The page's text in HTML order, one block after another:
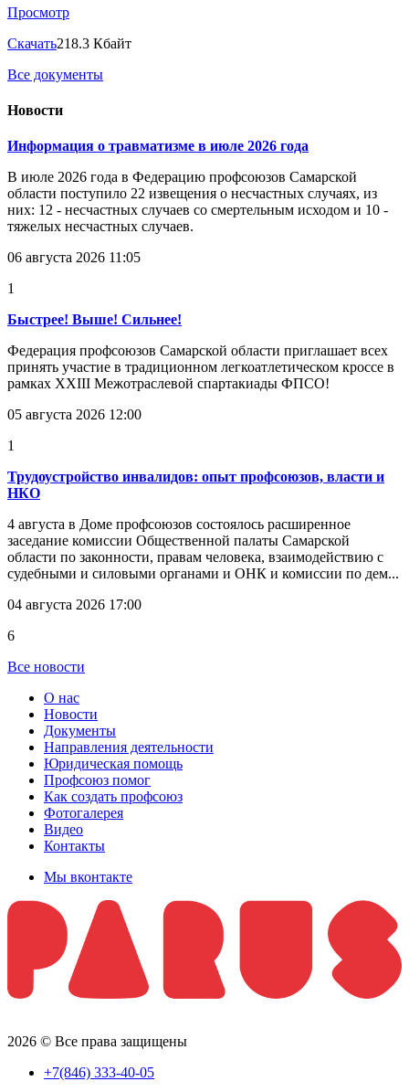
Просмотр
Скачать218.3 Кбайт
Все документы
Новости
Информация о травматизме в июле 2026 года
В июле 2026 года в Федерацию профсоюзов Самарской
области поступило 22 извещения о несчастных случаях, из
них: 12 - несчастных случаев со смертельным исходом и 10 -
тяжелых несчастных случаев.
06 августа 2026 11:05
1
Быстрее! Выше! Сильнее!
Федерация профсоюзов Самарской области приглашает всех
принять участие в традиционном легкоатлетическом кроссе в
рамках XXIII Межотраслевой спартакиады ФПСО!
05 августа 2026 12:00
1
Трудоустройство инвалидов: опыт профсоюзов, власти и
НКО
4 августа в Доме профсоюзов состоялось расширенное
заседание комиссии Общественной палаты Самарской
области по законности, правам человека, взаимодействию с
судебными и силовыми органами и ОНК и комиссии по дем...
04 августа 2026 17:00
6
Все новости
О нас
Новости
Документы
Направления деятельности
Юридическая помощь
Профсоюз помог
Как создать профсоюз
Фотогалерея
Видео
Контакты
Мы вконтакте
2026 © Все права защищены
+7(846) 333-40-05